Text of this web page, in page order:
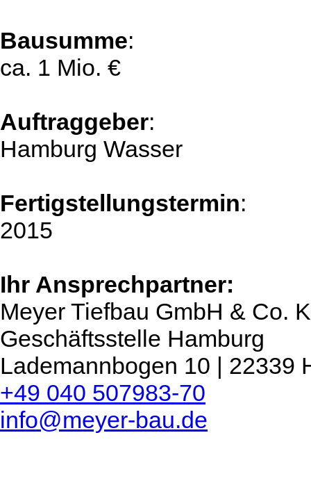
Bausumme:
ca. 1 Mio. €
Auftraggeber:
Hamburg Wasser
Fertigstellungstermin:
2015
Ihr Ansprechpartner:
Meyer Tiefbau GmbH & Co.
Geschäftsstelle Hamburg
Lademannbogen 10 | 22339
+49 040 507983-70
info@meyer-bau.de